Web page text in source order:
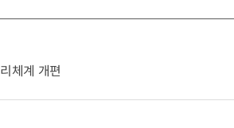
체계 개편